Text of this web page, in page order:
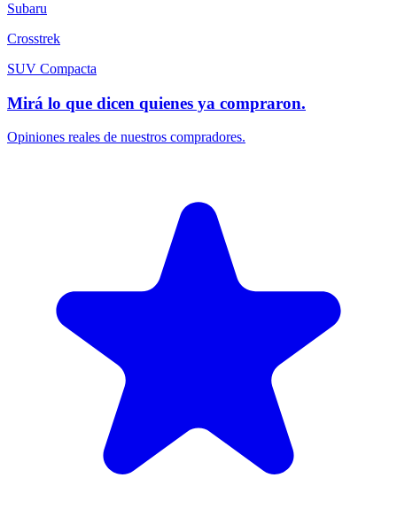
Subaru
Crosstrek
SUV Compacta
Mirá lo que dicen quienes ya compraron.
Opiniones reales de nuestros compradores.